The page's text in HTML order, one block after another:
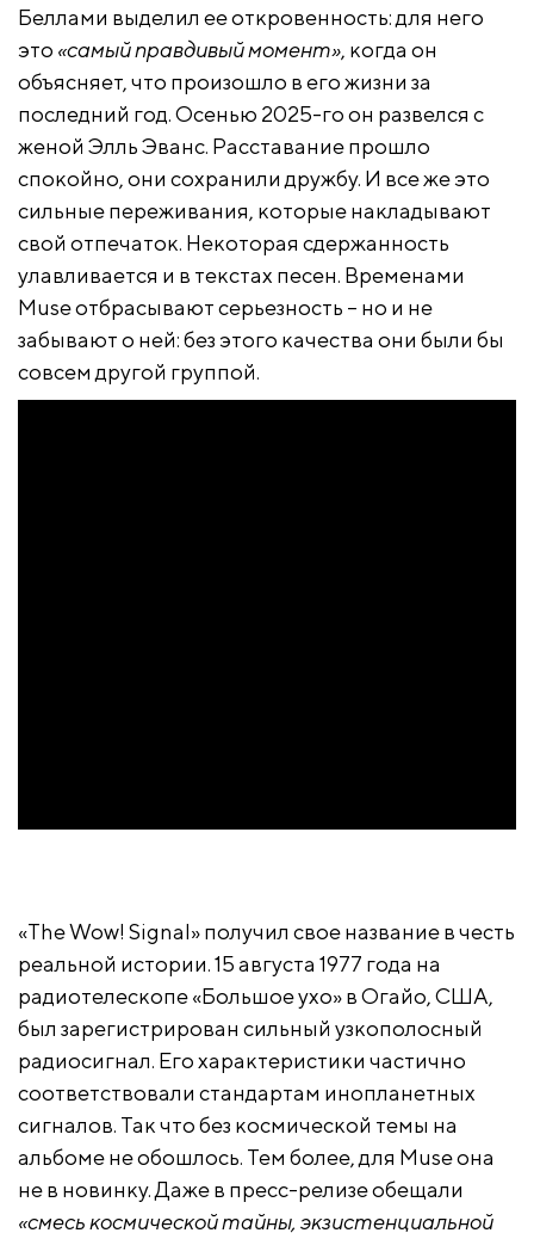
Беллами выделил ее откровенность: для него
это «самый правдивый момент», когда он
объясняет, что произошло в его жизни за
последний год. Осенью 2025-го он развелся с
женой Элль Эванс. Расставание прошло
спокойно, они сохранили дружбу. И все же это
сильные переживания, которые накладывают
свой отпечаток. Некоторая сдержанность
улавливается и в текстах песен. Временами
Muse отбрасывают серьезность – но и не
забывают о ней: без этого качества они были бы
совсем другой группой.
«The Wow! Signal» получил свое название в честь
реальной истории. 15 августа 1977 года на
радиотелескопе «Большое ухо» в Огайо, США,
был зарегистрирован сильный узкополосный
радиосигнал. Его характеристики частично
соответствовали стандартам инопланетных
сигналов. Так что без космической темы на
альбоме не обошлось. Тем более, для Muse она
не в новинку. Даже в пресс-релизе обещали
«смесь космической тайны, экзистенциальной